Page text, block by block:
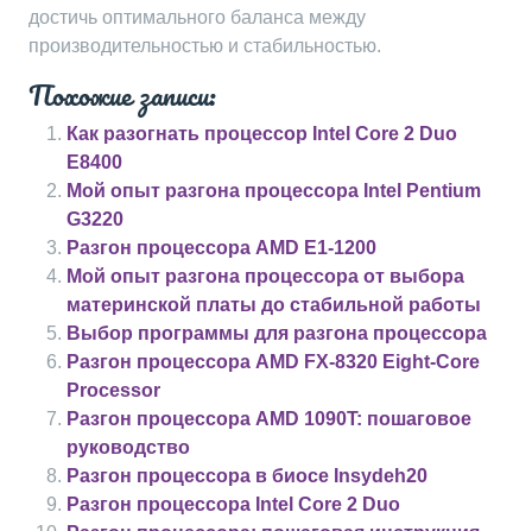
достичь оптимального баланса между
производительностью и стабильностью.
Похожие записи:
Как разогнать процессор Intel Core 2 Duo
E8400
Мой опыт разгона процессора Intel Pentium
G3220
Разгон процессора AMD E1-1200
Мой опыт разгона процессора от выбора
материнской платы до стабильной работы
Выбор программы для разгона процессора
Разгон процессора AMD FX-8320 Eight-Core
Processor
Разгон процессора AMD 1090T: пошаговое
руководство
Разгон процессора в биосе Insydeh20
Разгон процессора Intel Core 2 Duo